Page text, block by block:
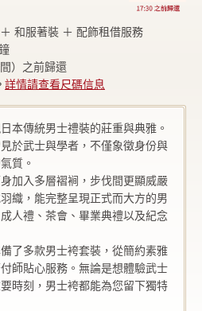
和服著裝 ＋ 配飾租借服務
）之前歸還
詳情請查看尺碼信息
本傳統男士禮裝的莊重與典雅。
於武士與學者，不僅象徵身份與
質。
加入多層褶裥，步伐間更顯威嚴
織，能完整呈現正式而大方的男
人禮、茶會、畢業典禮以及紀念
了多款男士袴套裝，從簡約素雅
師貼心服務。無論是想體驗武士
時刻，男士袴都能為您留下獨特